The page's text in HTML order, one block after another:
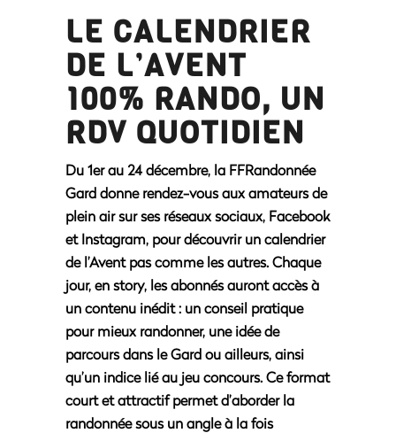
LE CALENDRIER
DE L’AVENT
100% RANDO, UN
RDV QUOTIDIEN
Du 1er au 24 décembre, la FFRandonnée
Gard donne rendez-vous aux amateurs de
plein air sur ses réseaux sociaux, Facebook
et Instagram, pour découvrir un calendrier
de l’Avent pas comme les autres. Chaque
jour, en story, les abonnés auront accès à
un contenu inédit : un conseil pratique
pour mieux randonner, une idée de
parcours dans le Gard ou ailleurs, ainsi
qu’un indice lié au jeu concours. Ce format
court et attractif permet d’aborder la
randonnée sous un angle à la fois